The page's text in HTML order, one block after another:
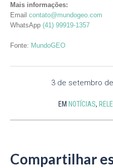
Mais informações:
Email contato@mundogeo.com
WhatsApp (41) 99919-1357
Fonte: MundoGEO
3 de setembro de
EM NOTÍCIAS,
Compartilhar